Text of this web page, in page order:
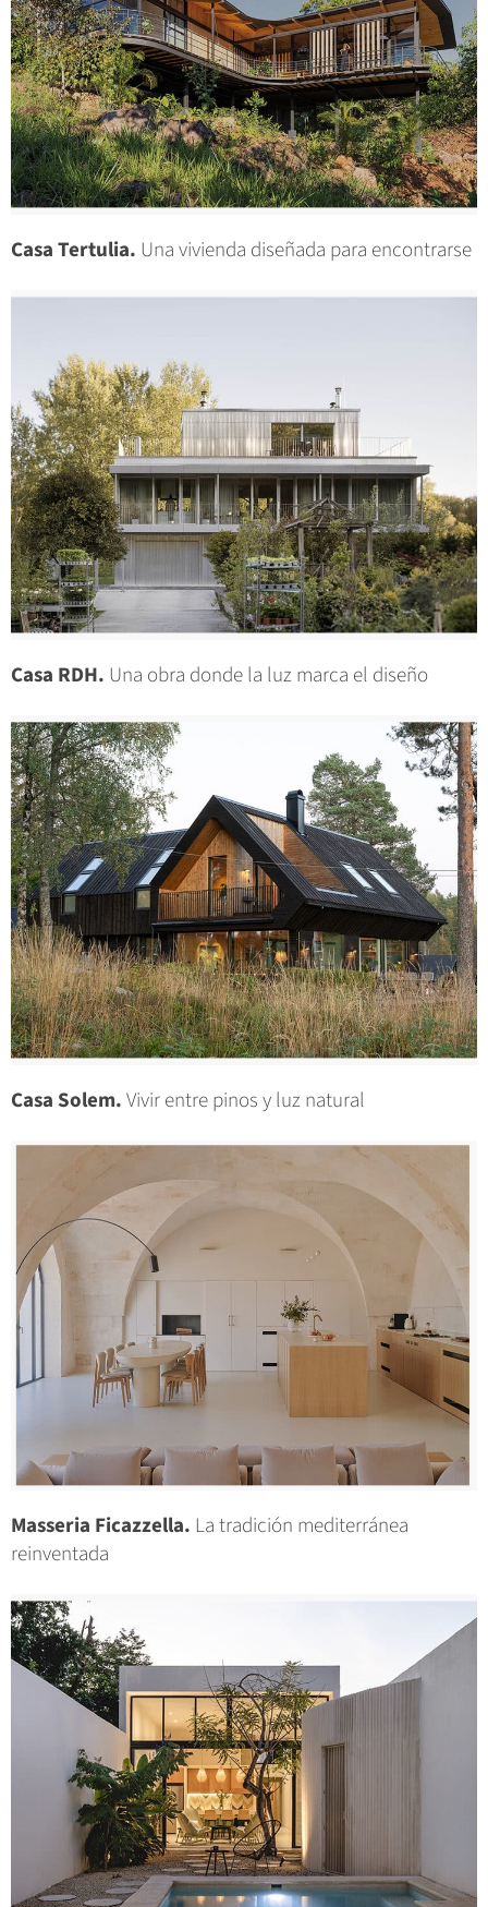
Casa Tertulia. Una vivienda diseñada para encontrarse
Casa RDH. Una obra donde la luz marca el diseño
Casa Solem.Vivir entre pinos y luz natural
Masseria Ficazzella. La tradición mediterránea
reinventada